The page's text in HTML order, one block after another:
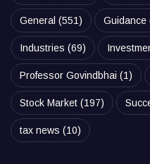
General (551) Guidance
Industries (69)
Professor Govindbhai (1)
Stock Market (197)
tax news (10)